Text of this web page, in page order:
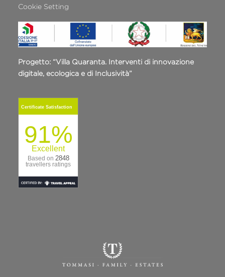
Cookie Setting
Progetto: “Villa Quaranta. Interventi di innovazione
digitale, ecologica e di Inclusività”
Certificate Satisfaction
91%
Excellent
Based on 2848
travellers ratings